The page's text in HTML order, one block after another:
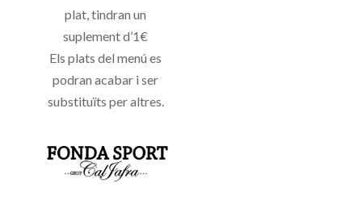
plat, tindran un
suplement d’1€
Els plats del menú es
podran acabar i ser
substituïts per altres.